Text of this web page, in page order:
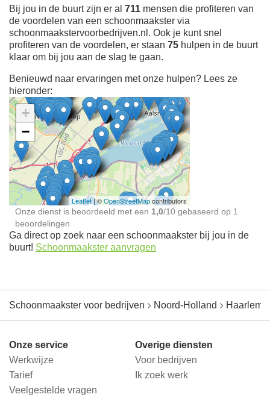
Bij jou in de buurt zijn er al 711 mensen die profiteren van
de voordelen van een schoonmaakster via
schoonmaakstervoorbedrijven.nl. Ook je kunt snel
profiteren van de voordelen, er staan 75 hulpen in de buurt
klaar om bij jou aan de slag te gaan.
Benieuwd naar ervaringen met onze hulpen? Lees ze
hieronder:
Ontdek meer ervaringen
Schoonmaakster bij
jou in de buurt
+
−
Leaflet| ©OpenStreetMapcontributors
Onze dienst is beoordeeld met een 1,0/10 gebaseerd op 1
beoordelingen
Ga direct op zoek naar een schoonmaakster bij jou in de
buurt! Schoonmaakster aanvragen
Schoonmaakster voor bedrijven Noord-Holland
Onze service
Werkwijze
Tarief
Veelgestelde vragen
Overige diensten
Voor bedrijven
Ik zoek werk